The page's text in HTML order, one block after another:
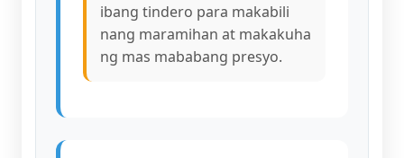
ibang tindero para makabili
nang maramihan at makakuha
ng mas mababang presyo.